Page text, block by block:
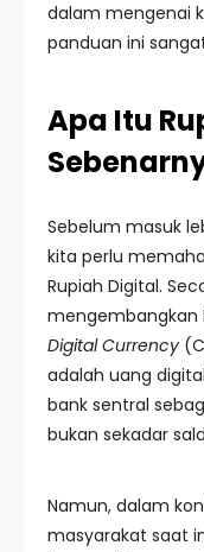
dalam mengenai
panduan ini
Apa Itu
Sebelum masuk
kita perlu
Rupiah Digital.
mengembangkan
Digital Currency
adalah uang
bank sentral
bukan sekadar
Namun, dalam
masyarakat saat